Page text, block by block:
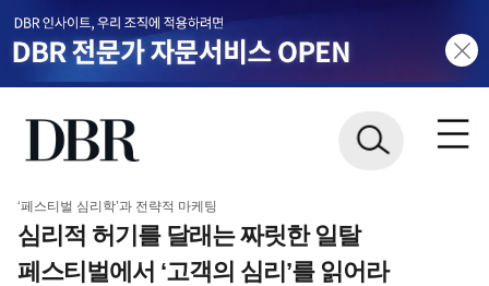
‘페스티벌 심리학’과 전략적 마케팅
심리적 허기를 달래는 짜릿한 일탈
페스티벌에서 ‘고객의 심리’를 읽어라